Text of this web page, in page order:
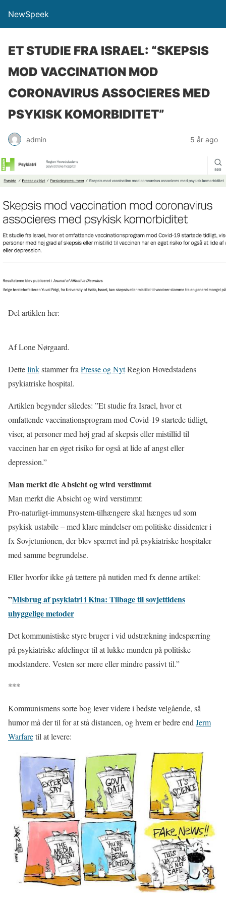
NewSpeek
ET STUDIE FRA ISRAEL: “SKEPSIS
MOD VACCINATION MOD
CORONAVIRUS ASSOCIERES MED
PSYKISK KOMORBIDITET”
admin 5 år ago
Del artiklen her:
Af Lone Nørgaard.
Dettelinkstammer fra Presse og NytRegion Hovedstadens
psykiatriske hospital.
Artiklen begynder således: ”Et studie fra Israel, hvor et
omfattende vaccinationsprogram mod Covid-19 startede tidligt,
viser, at personer med høj grad af skepsis eller mistillid til
vaccinen har en øget risiko for også at lide af angst eller
depression.”
Man merkt die Absicht og wird verstimmt
Man merkt die Absicht og wird verstimmt:
Pro-naturligt-immunsystem-tilhængere skal hænges ud som
psykisk ustabile – med klare mindelser om politiske dissidenter i
fx Sovjetunionen, der blev spærret ind på psykiatriske hospitaler
med samme begrundelse.
Eller hvorfor ikke gå tættere på nutiden med fx denne artikel:
”Misbrug af psykiatri i Kina: Tilbage til sovjettidens
uhyggelige metoder
Det kommunistiske styre bruger i vid udstrækning indespærring
på psykiatriske afdelinger til at lukke munden på politiske
modstandere. Vesten ser mere eller mindre passivt til.”
***
Kommunismens sorte bog lever videre i bedste velgående, så
humor må der til for at stå distancen, og hvem er bedre end Jerm
Warfaretil at levere: